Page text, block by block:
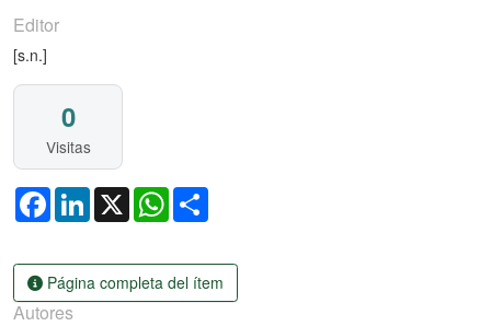
Editor
[s.n.]
0
Visitas
FacebookLinkedIn
X WhatsApp
Página completa del ítem
Autores